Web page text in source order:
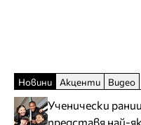
Новини Акценти Видео
Ученически
представя най-